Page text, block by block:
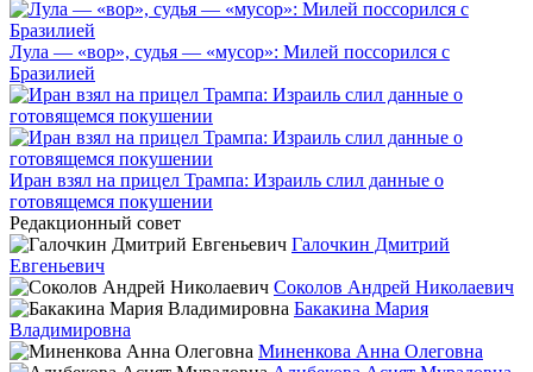
Лула — «вор», судья — «мусор»: Милей поссорился с
Бразилией
Иран взял на прицел Трампа: Израиль слил данные о
готовящемся покушении
Редакционный совет
Галочкин Дмитрий
Евгеньевич
Соколов Андрей Николаевич
Бакакина Мария
Владимировна
Миненкова Анна Олеговна